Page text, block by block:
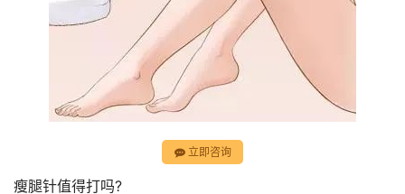
立即咨询
瘦腿针值得打吗?